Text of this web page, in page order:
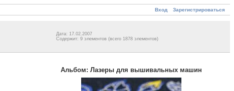
Вход Зарегистрироваться
Дата: 17.02.2007
Содержит: 9 элементов (всего 1878 элементов)
Альбом: Лазеры для вышивальных машин